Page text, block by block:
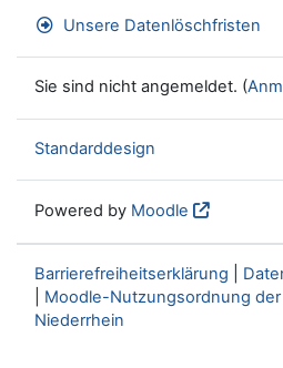
Unsere Datenlöschfristen
Sie sind nicht angemeldet. (
Standarddesign
Powered by Moodle
Barrierefreiheitserklärung
Moodle-Nutzungsordnung
Niederrhein